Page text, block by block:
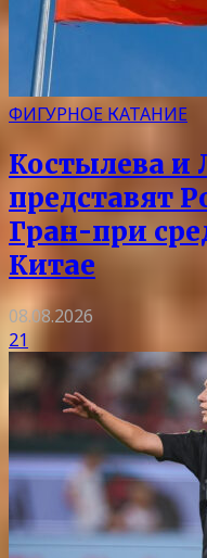
ФИГУРНОЕ КАТАНИЕ
Костылева и
представят
Гран-при
Китае
08.08.2026
21